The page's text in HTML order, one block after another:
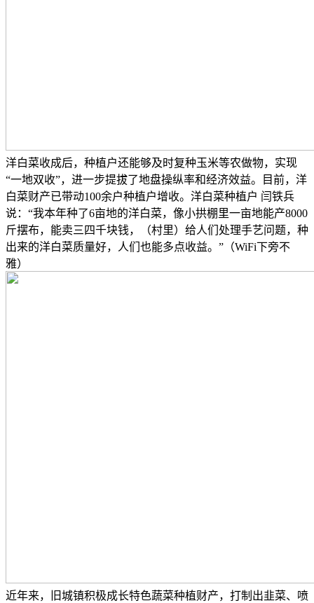
洋白菜收成后，种植户还能够及时复种玉米等农做物，实现
“一地双收”，进一步提拔了地盘操纵率和经济效益。目前，洋
白菜财产已带动100余户种植户增收。洋白菜种植户 闫铁兵
说：“我本年种了6亩地的洋白菜，像小拱棚里一亩地能产8000
斤摆布，能卖三四千块钱，（村里）给人们处理手艺问题，种
出来的洋白菜质量好，人们也能多点收益。”（WiFi下旁不
雅）
近年来，旧城镇积极成长特色蔬菜种植财产，打制出韭菜、喷